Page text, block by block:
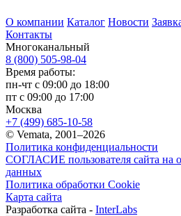
О компании Каталог Новости
Контакты
Многоканальный
8 (800) 505-98-04
Время работы:
пн-чт с 09:00 до 18:00
пт с 09:00 до 17:00
Москва
+7 (499) 685-10-58
© Vemata, 2001–2026
Политика конфиденциальности
СОГЛАСИЕ пользователя сайта на
данных
Политика обработки Cookie
Карта сайта
Разработка сайта - InterLabs